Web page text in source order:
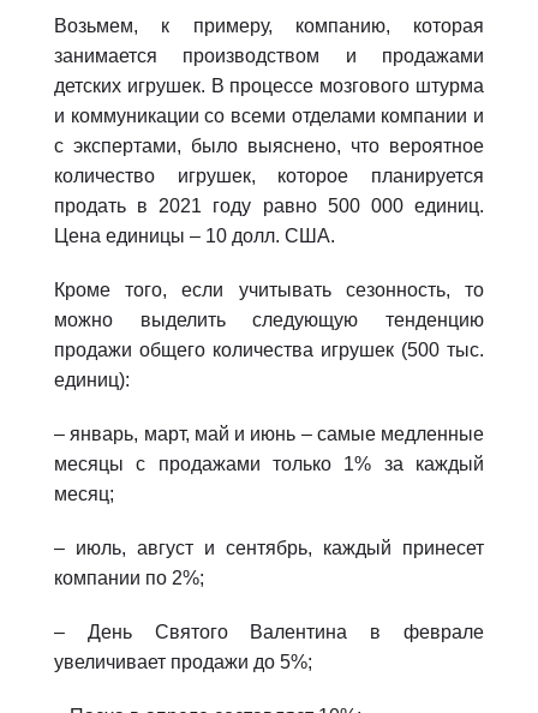
Возьмем, к примеру, компанию, которая
занимается производством и продажами
детских игрушек. В процессе мозгового штурма
и коммуникации со всеми отделами компании и
с экспертами, было выяснено, что вероятное
количество игрушек, которое планируется
продать в 2021 году равно 500 000 единиц.
Цена единицы – 10 долл. США.
Кроме того, если учитывать сезонность, то
можно выделить следующую тенденцию
продажи общего количества игрушек (500 тыс.
единиц):
– январь, март, май и июнь – самые медленные
месяцы с продажами только 1% за каждый
месяц;
– июль, август и сентябрь, каждый принесет
компании по 2%;
– День Святого Валентина в феврале
увеличивает продажи до 5%;